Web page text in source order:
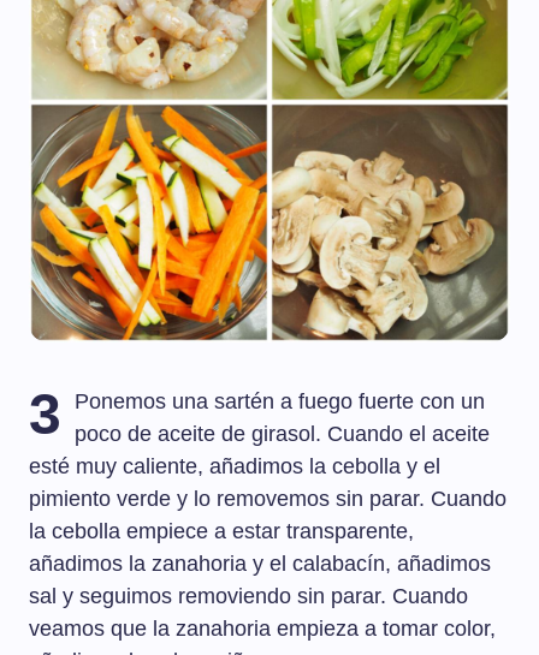
3
Ponemos una sartén a fuego fuerte con un
poco de aceite de girasol. Cuando el aceite
esté muy caliente, añadimos la cebolla y el
pimiento verde y lo removemos sin parar. Cuando
la cebolla empiece a estar transparente,
añadimos la zanahoria y el calabacín, añadimos
sal y seguimos removiendo sin parar. Cuando
veamos que la zanahoria empieza a tomar color,